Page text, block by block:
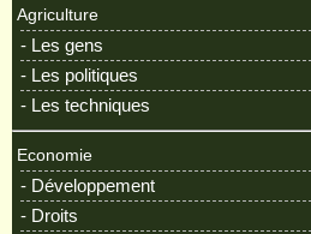
Agriculture
- Les gens
- Les politiques
- Les techniques
Economie
- Développement
- Droits